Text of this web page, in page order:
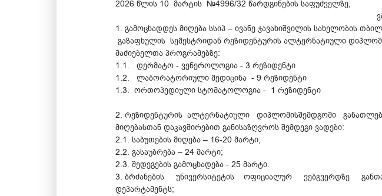
2026 წლის 10 მარტის №4996/32 წარდგინების საფუძველზე,
1. გამოცხადდეს მიღება სსიპ – ივანე ჯავახიშვილის სახელობის
გაზაფხულის სემესტრიდან რეზიდენტურის ალტერნატიული
მაძიებელთა პროგრამებზე:
1.1. დერმატო - ვენეროლოგია - 3 რეზიდენტი
1.2. ლაბორატორიული მედიცინა - 9 რეზიდენტი
1.3. ორთოპედიული სტომატოლოგია - 1 რეზიდენტი
2. რეზიდენტურის ალტერნატიული დიპლომისშემდგომი
მიღებასთან დაკავშირებით განისაზღვროს შემდეგი ვადები:
2.1. საბუთების მიღება – 16-20 მარტი;
2.2. გასაუბრება – 24 მარტი;
2.3. შედეგების გამოცხადება - 25 მარტი.
3. ბრძანების უნივერსიტეტის ოფიციალურ ვებგვერდზე
დეპარტამენტს;